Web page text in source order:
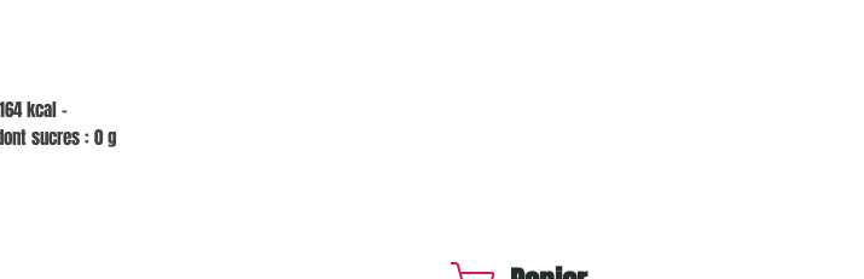
kcal –
sucres : 0 g